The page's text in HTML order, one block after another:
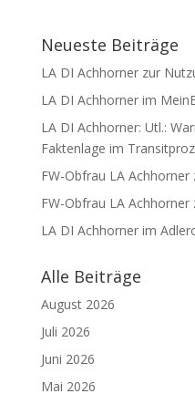
Neueste Beiträge
LA DI Achhorner zur
LA DI Achhorner im
LA DI Achhorner: Utl.:
Faktenlage im
FW-Obfrau LA
FW-Obfrau LA
LA DI Achhorner im
Alle Beiträge
August 2026
Juli 2026
Juni 2026
Mai 2026